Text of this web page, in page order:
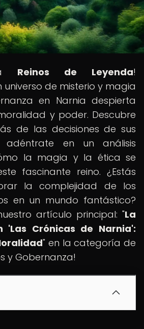
a Reinos de Leyenda!
universo de misterio y magia
en Narnia despierta
y poder. Descubre
de las decisiones de sus
adéntrate en un análisis
la magia y la ética se
fascinante reino. ¿Estás
la complejidad de los
en un mundo fantástico?
artículo principal: "La
'Las Crónicas de Narnia':
" en la categoría de
y Gobernanza!